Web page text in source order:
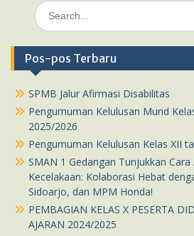
Search
for:
Pos-pos Terbaru
SPMB Jalur Afirmasi Disabilitas
Pengumuman Kelulusan Murid
2025/2026
Pengumuman Kelulusan Kelas XII
SMAN 1 Gedangan Tunjukkan Cara
Kecelakaan: Kolaborasi Hebat
Sidoarjo, dan MPM Honda!
PEMBAGIAN KELAS X PESERTA
AJARAN 2024/2025